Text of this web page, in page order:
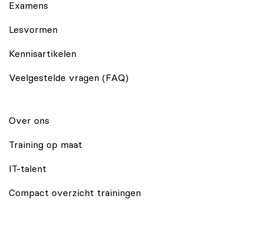
Examens
Lesvormen
Kennisartikelen
Veelgestelde vragen (FAQ)
Over ons
Training op maat
IT-talent
Compact overzicht trainingen